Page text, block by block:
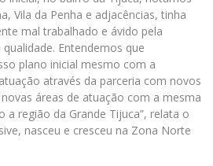
Vila da Penha e adjacências, tinha
mal trabalhado e ávido pela
Entendemos que
plano inicial mesmo com a
através da parceria com novos
áreas de atuação com a mesma
a região da Grande Tijuca”, relata o
nasceu e cresceu na Zona Norte